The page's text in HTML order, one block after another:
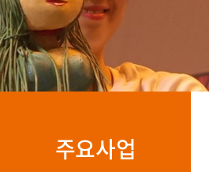
주요사업